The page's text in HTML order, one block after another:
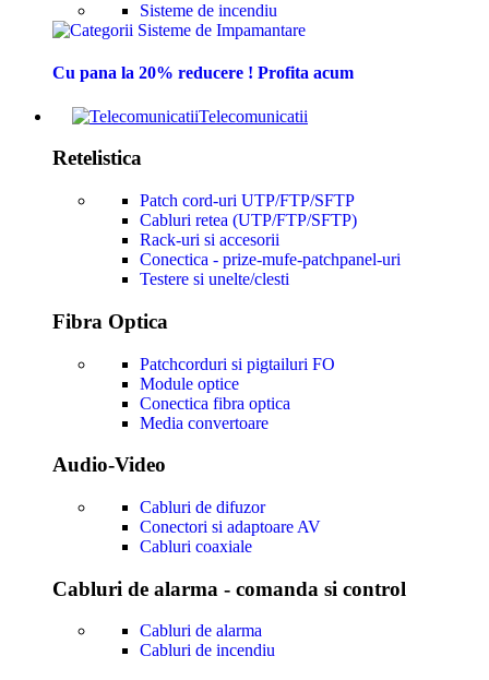
Sisteme de incendiu
Cu pana la 20% reducere ! Profita acum
Telecomunicatii
Retelistica
Patch cord-uri UTP/FTP/SFTP
Cabluri retea (UTP/FTP/SFTP)
Rack-uri si accesorii
Conectica - prize-mufe-patchpanel-uri
Testere si unelte/clesti
Fibra Optica
Patchcorduri si pigtailuri FO
Module optice
Conectica fibra optica
Media convertoare
Audio-Video
Cabluri de difuzor
Conectori si adaptoare AV
Cabluri coaxiale
Cabluri de alarma - comanda si control
Cabluri de alarma
Cabluri de incendiu